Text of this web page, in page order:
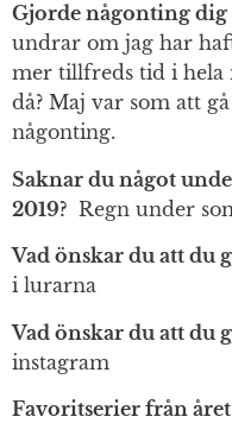
Gjorde någonting
undrar om jag har
mer tillfreds tid i hela
då? Maj var som att
någonting.
Saknar du något
2019? Regn under
Vad önskar du att du
i lurarna
Vad önskar du att du
instagram
Favoritserier från året